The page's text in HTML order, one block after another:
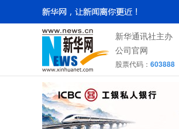
新华通讯社主办
公司官网
股票代码： 603888